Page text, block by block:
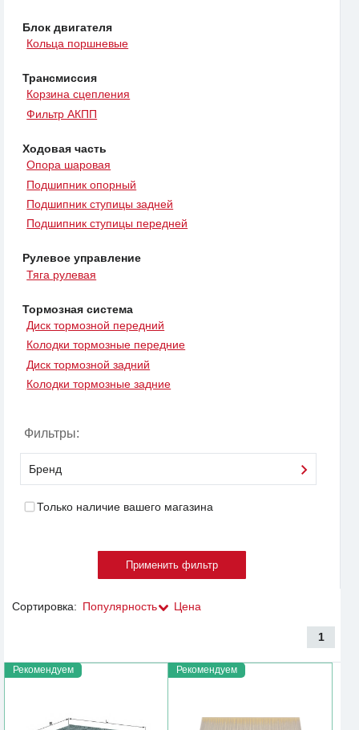
Блок двигателя
Кольца поршневые
Трансмиссия
Корзина сцепления
Фильтр АКПП
Ходовая часть
Опора шаровая
Подшипник опорный
Подшипник ступицы задней
Подшипник ступицы передней
Рулевое управление
Тяга рулевая
Тормозная система
Диск тормозной передний
Колодки тормозные передние
Диск тормозной задний
Колодки тормозные задние
Фильтры:
Бренд
Только наличие вашего магазина
Сортировка: Популярность Цена
1
Рекомендуем Рекомендуем